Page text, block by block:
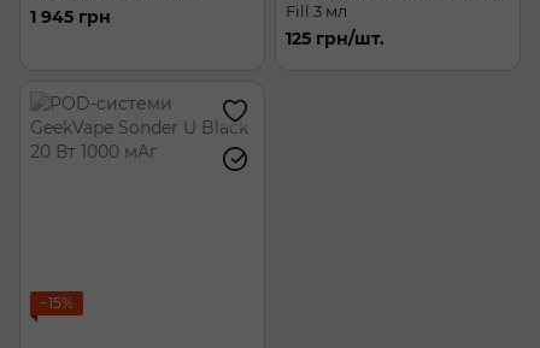
1 945 грн
Fill 3 мл
125 грн/шт.
−15%